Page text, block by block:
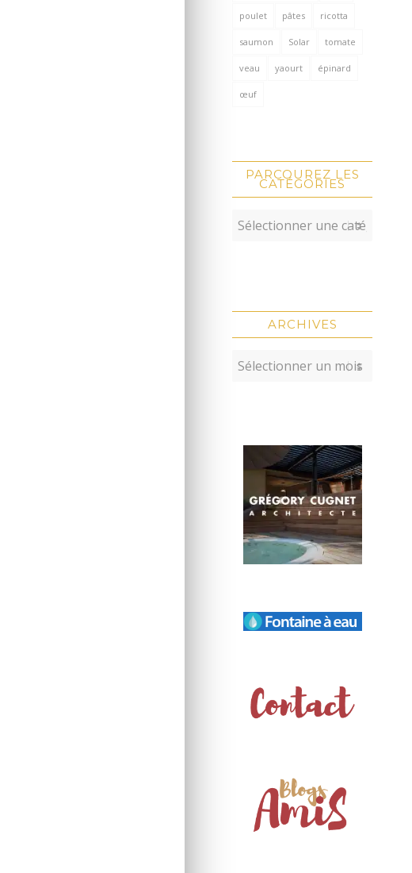
poulet pâtes ricotta
saumon Solar tomate
veau yaourt épinard
œuf
PARCOUREZ LES
CATÉGORIES
ARCHIVES